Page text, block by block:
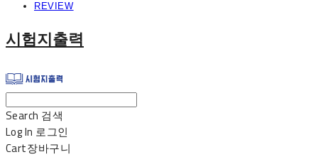
REVIEW
시험지출력
Search 검색
Log In 로그인
Cart장바구니